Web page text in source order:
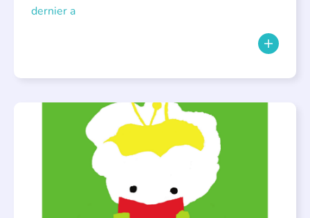
dernier a
BIBLIOTHÈQUES ÉVÉNEMENTS , LECTURE INDIVIDUALISÉE
LITTÉRATURE JEUNESSE